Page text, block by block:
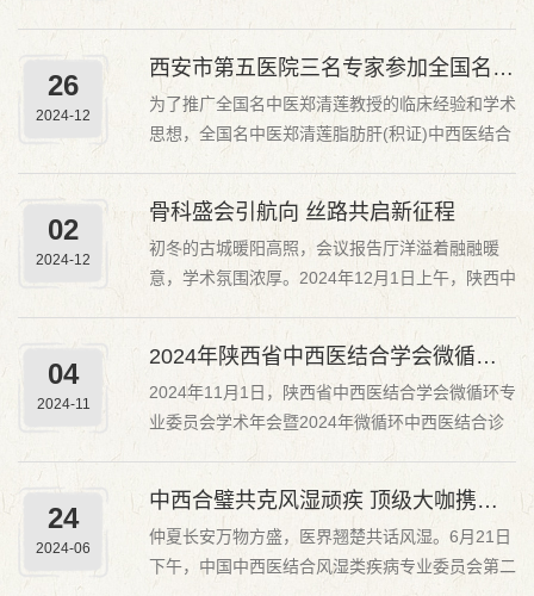
长、黄小强副院长、科室负责人及业务骨干10余
人共同参加了交流会。首先，朱红英副院长、黄小
强副院长陪同刘...
26
2024-12
西安市第五医院三名专家参加全国名中医郑清莲临床经验传承学习班暨全省脂肪肝（积证）中西医结合治...
为了推广全国名中医郑清莲教授的临床经验和学术
思想，全国名中医郑清莲脂肪肝(积证)中西医结合
治疗进展临床经验传承学习班于12月21日8时在东
学第一附属医院主办，西安市第五医院（陕西省中
西医结合医院）、陕西省红十字基金会消化科专家
委员会共同...
02
2024-12
骨科盛会引航向 丝路共启新征程
初冬的古城暖阳高照，会议报告厅洋溢着融融暖
意，学术氛围浓厚。2024年12月1日上午，陕西中
质疏松疾病多学科协作专业委员会、陕西省中西医
结合学会围手术期专业委员会、陕西省中西医结合
学会骨病专业...
04
2024-11
2024年陕西省中西医结合学会微循环专业委员会学术年会顺利召开
2024年11月1日，陕西省中西医结合学会微循环专
业委员会学术年会暨2024年微循环中西医结合诊
管二病区主任范秀风教授致欢迎辞，她首先感谢陕
西省中西医结合学会为微循环专业委员会搭建学术
交流平台，感...
24
2024-06
中西合璧共克风湿顽疾 顶级大咖携手惟实励新
仲夏长安万物方盛，医界翘楚共话风湿。6月21日
下午，中国中西医结合风湿类疾病专业委员会第二